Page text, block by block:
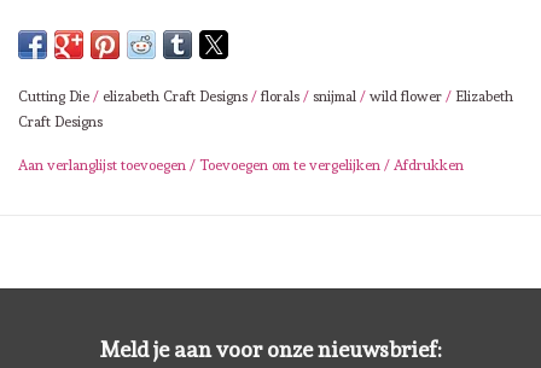
OLO Markers
Impronte D'autore
Uitverkoop
Cutting Die / elizabeth Craft Designs / florals / snijmal / wild flower / Elizabeth
Craft Designs
Aan verlanglijst toevoegen / Toevoegen om te vergelijken / Afdrukken
Meld je aan voor onze nieuwsbrief: